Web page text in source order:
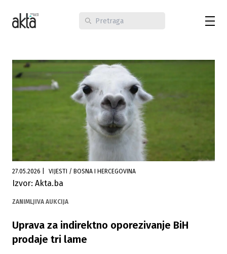
27.05.2026 VIJESTI / BOSNA I HERCEGOVINA
Izvor: Akta.ba
ZANIMLJIVA AUKCIJA
Uprava za indirektno oporezivanje BiH
prodaje tri lame